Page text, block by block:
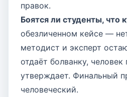
правок.
Боятся ли студенты, что
обезличенном кейсе —
методист и эксперт
отдаёт болванку, человек
утверждает. Финальный
человеческий.